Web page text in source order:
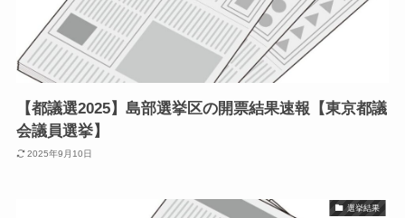
【都議選2025】島部選挙区の開票結果速報【東京都議
会議員選挙】
2025年9月10日
選挙結果